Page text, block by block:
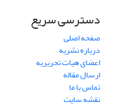
دسترسی سریع
صفحه اصلی
درباره نشریه
اعضای هیات تحریریه
ارسال مقاله
تماس با ما
نقشه سایت